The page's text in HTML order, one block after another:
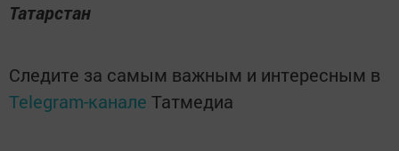
Татарстан
Следите за самым важным и интересным в
Telegram-канале Татмедиа